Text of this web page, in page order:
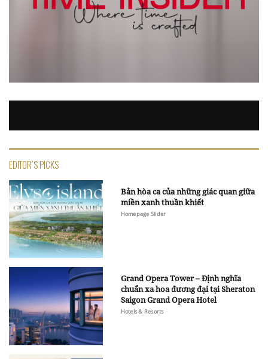
EDITOR'S PICKS
Bản hòa ca của những giác quan giữa
miền xanh thuần khiết
Homepage Slider
Grand Opera Tower – Định nghĩa
chuẩn xa hoa đương đại tại Sheraton
Saigon Grand Opera Hotel
Hotels & Resorts